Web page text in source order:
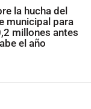
la hucha del
municipal para
millones antes
el año